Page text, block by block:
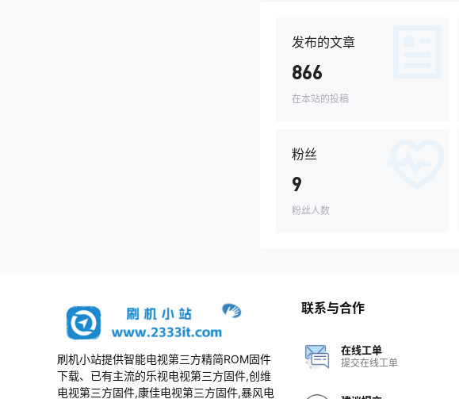
发布的文章
866
在本站的投稿
粉丝
9
粉丝人数
刷机小站提供智能电视第三方精简ROM固件
下载、已有主流的乐视电视第三方固件,创维
电视第三方固件,康佳电视第三方固件,暴风电
联系与合作
在线工单
提交在线工单